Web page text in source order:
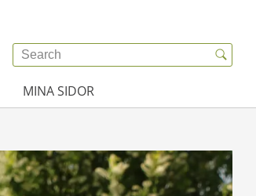
MINA SIDOR